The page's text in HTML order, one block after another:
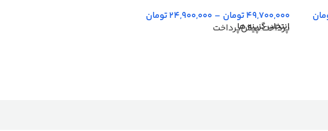
49,700,000تومان –
24,900,000تومان
انتخاب گزینه ها
پرداخت پیش‌پرداخت